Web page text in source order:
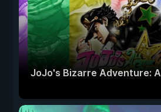
JoJo's Bizarre Adventure: